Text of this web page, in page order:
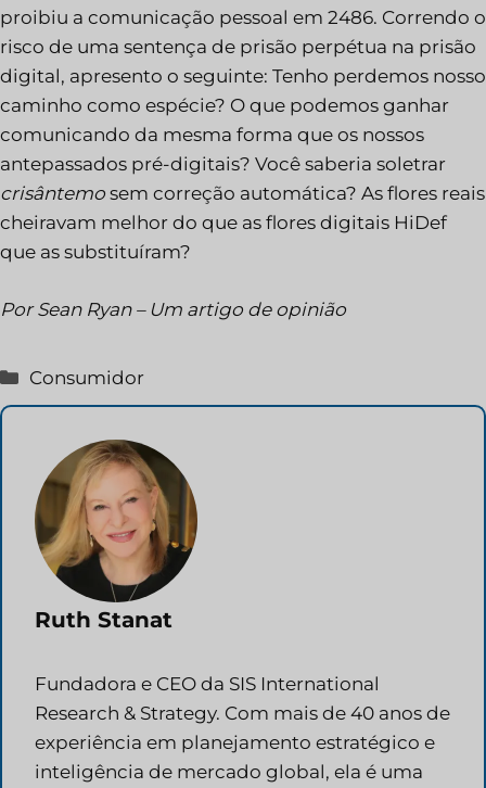
proibiu a comunicação pessoal em 2486. Correndo o
risco de uma sentença de prisão perpétua na prisão
digital, apresento o seguinte: Tenho perdemos nosso
caminho como espécie? O que podemos ganhar
comunicando da mesma forma que os nossos
antepassados pré-digitais? Você saberia soletrar
crisântemo sem correção automática? As flores reais
cheiravam melhor do que as flores digitais HiDef
que as substituíram?
Por Sean Ryan – Um artigo de opinião
Categorias
Consumidor
Ruth Stanat
Fundadora e CEO da SIS International
Research & Strategy. Com mais de 40 anos de
experiência em planejamento estratégico e
inteligência de mercado global, ela é uma